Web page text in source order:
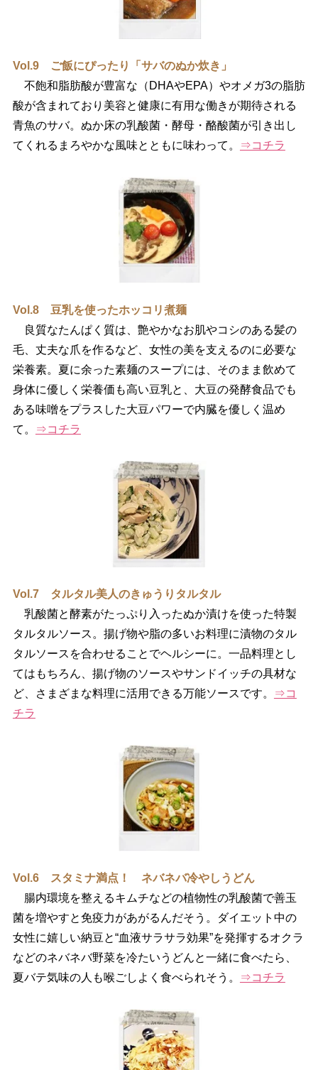
Vol.9 ご飯にぴったり「サバのぬか炊き」
不飽和脂肪酸が豊富な（DHAやEPA）やオメガ3の脂肪
酸が含まれており美容と健康に有用な働きが期待される
青魚のサバ。ぬか床の乳酸菌・酵母・酪酸菌が引き出し
てくれるまろやかな風味とともに味わって。
⇒コチラ
Vol.8 豆乳を使ったホッコリ煮麺
良質なたんぱく質は、艶やかなお肌やコシのある髪の
毛、丈夫な爪を作るなど、女性の美を支えるのに必要な
栄養素。夏に余った素麺のスープには、そのまま飲めて
身体に優しく栄養価も高い豆乳と、大豆の発酵食品でも
ある味噌をプラスした大豆パワーで内臓を優しく温め
て。
⇒コチラ
Vol.7 タルタル美人のきゅうりタルタル
乳酸菌と酵素がたっぷり入ったぬか漬けを使った特製
タルタルソース。揚げ物や脂の多いお料理に漬物のタル
タルソースを合わせることでヘルシーに。一品料理とし
てはもちろん、揚げ物のソースやサンドイッチの具材な
ど、さまざまな料理に活用できる万能ソースです。
⇒コ
チラ
Vol.6 スタミナ満点！ ネバネバ冷やしうどん
腸内環境を整えるキムチなどの植物性の乳酸菌で善玉
菌を増やすと免疫力があがるんだそう。ダイエット中の
女性に嬉しい納豆と“血液サラサラ効果”を発揮するオクラ
などのネバネバ野菜を冷たいうどんと一緒に食べたら、
夏バテ気味の人も喉ごしよく食べられそう。
⇒コチラ